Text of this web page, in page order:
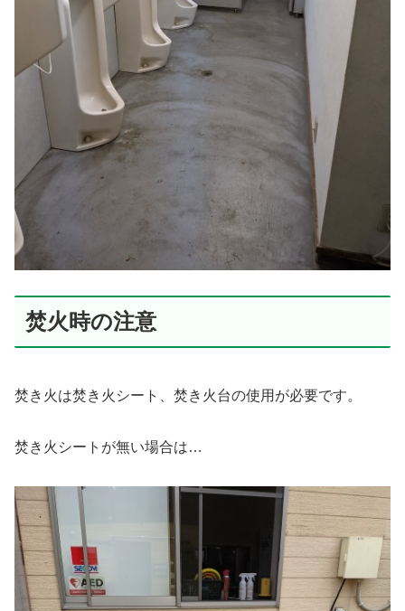
焚火時の注意
焚き火は焚き火シート、焚き火台の使用が必要です。
焚き火シートが無い場合は…